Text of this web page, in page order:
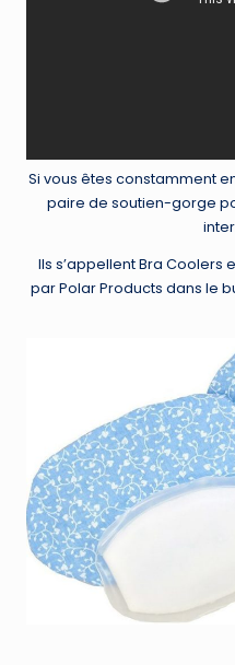
Si vous êtes constamment
paire de soutien-gorge
Ils s’appellent Bra
par Polar Products dans le